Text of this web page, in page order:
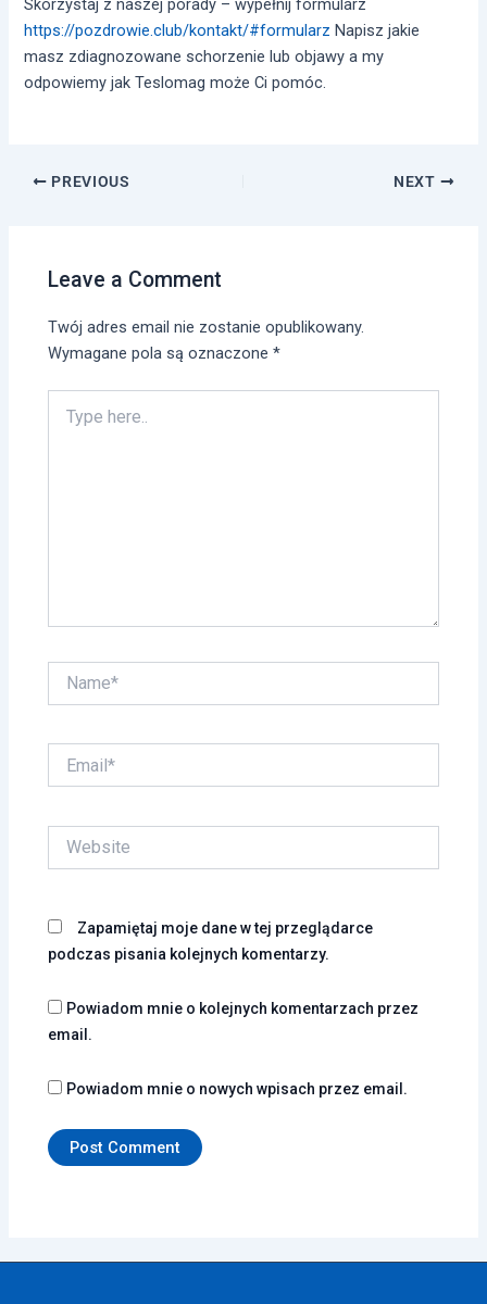
Skorzystaj z naszej porady – wypełnij formularz
https://pozdrowie.club/kontakt/#formularz Napisz jakie
masz zdiagnozowane schorzenie lub objawy a my
odpowiemy jak Teslomag może Ci pomóc.
PREVIOUS NEXT
Leave a Comment
Twój adres email nie zostanie opublikowany.
Wymagane pola są oznaczone*
here..
Zapamiętaj moje dane w tej przeglądarce
podczas pisania kolejnych komentarzy.
Powiadom mnie o kolejnych komentarzach przez
email.
Powiadom mnie o nowych wpisach przez email.